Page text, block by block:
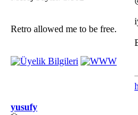
Retro allowed me to be free.
yusufy